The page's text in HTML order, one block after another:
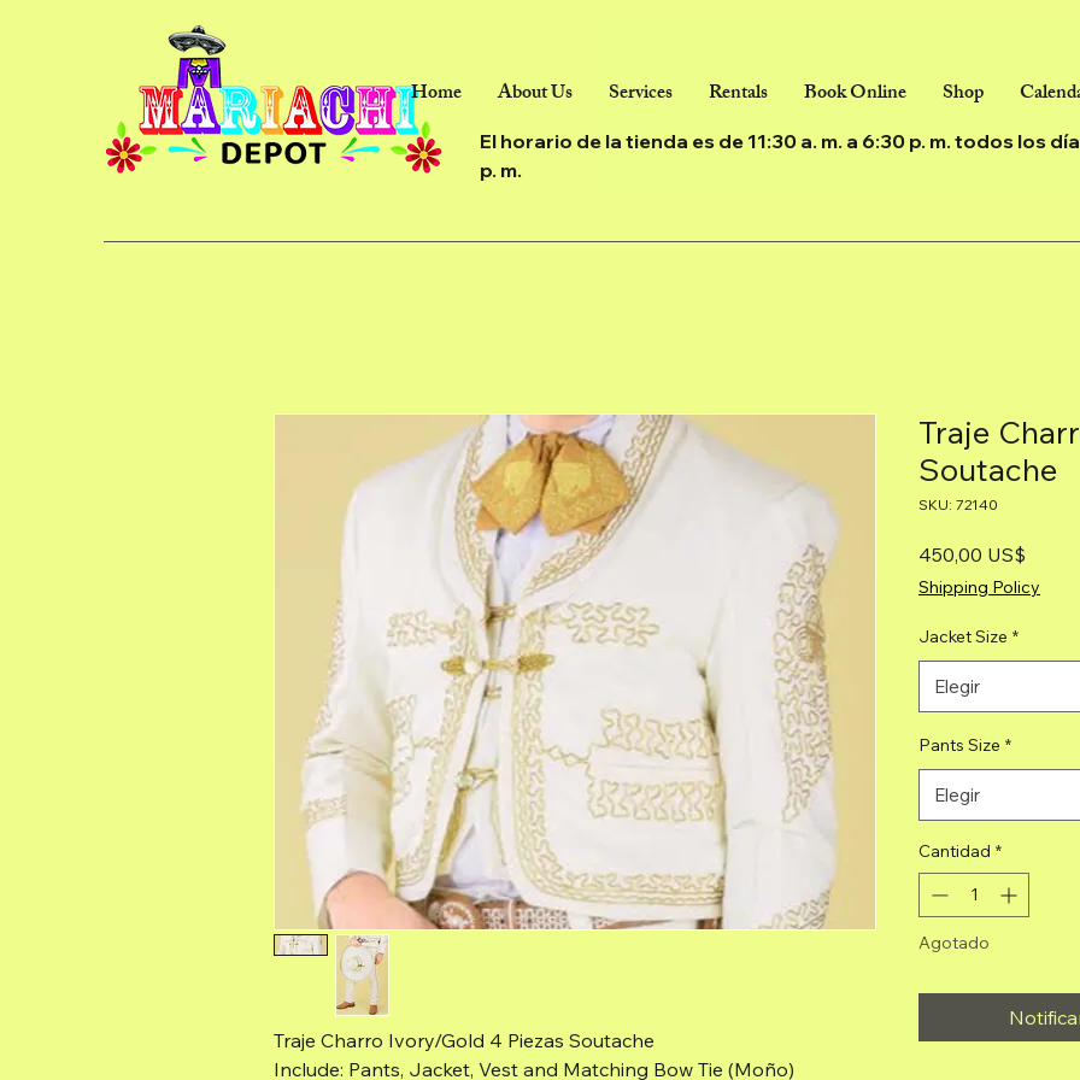
Home About Us Services Rentals Book Online Shop
El horario de la tienda es de 11:30 a. m. a 6:30 p. m. todos los
p. m.
Traje Charro Ivory/Gold 4 Piezas Soutache
Include: Pants, Jacket, Vest and Matching Bow Tie (Moño)
Traje
Soutache
SKU: 72140
450,00 US$
Shipping Policy
Jacket Size *
Elegir
Pants Size *
Elegir
Cantidad *
Agotado